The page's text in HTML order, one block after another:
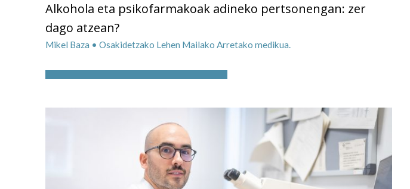
Alkohola eta psikofarmakoak adineko pertsonengan: zer
dago atzean?
Mikel Baza • Osakidetzako Lehen Mailako Arretako medikua.